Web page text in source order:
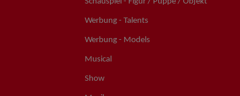
Werbung - Talents
Werbung - Models
Musical
Show